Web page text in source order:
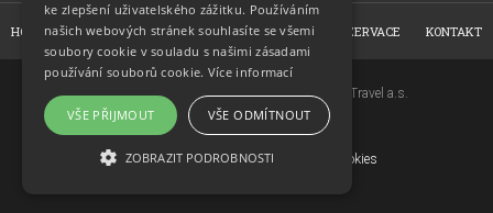
HOME O HOTELU POKOJE FOTOGALERIE REZERVACE KONTAKT
Copyright © 2007-2026 EuroAgentur Hotels&Travel a.s.
www.bezvapobyt.cz
Všeobecné podmínky rezervace
Deklarace o ochraně osobních údajů
Cookies
ke zlepšení uživatelského zážitku. Používáním
našich webových stránek souhlasíte se všemi
soubory cookie v souladu s našimi zásadami
používání souborů cookie. Více informací
VŠE PŘIJMOUT VŠE ODMÍTNOUT
ZOBRAZIT PODROBNOSTI